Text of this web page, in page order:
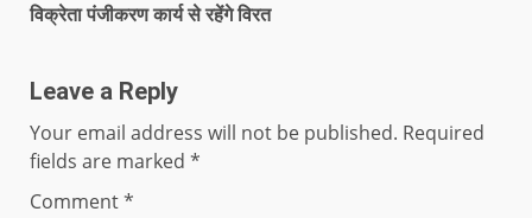
विक्रेता पंजीकरण कार्य से रहेंगे विरत
Leave a Reply
Your email address will not be published. Required
fields are marked *
Comment*